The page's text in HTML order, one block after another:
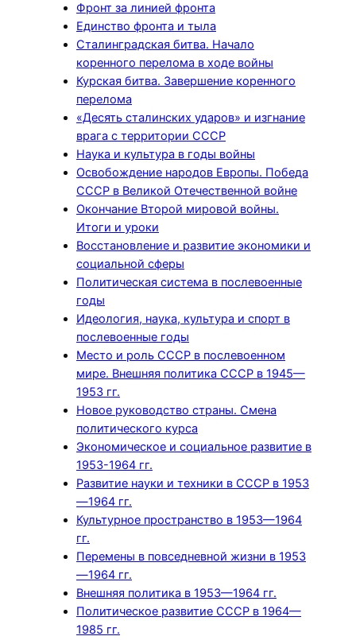
Фронт за линией фронта
Единство фронта и тыла
Сталинградская битва. Начало
коренного перелома в ходе войны
Курская битва. Завершение коренного
перелома
«Десять сталинских ударов» и изгнание
врага с территории СССР
Наука и культура в годы войны
Освобождение народов Европы. Победа
СССР в Великой Отечественной войне
Окончание Второй мировой войны.
Итоги и уроки
Восстановление и развитие экономики и
социальной сферы
Политическая система в послевоенные
годы
Идеология, наука, культура и спорт в
послевоенные годы
Место и роль СССР в послевоенном
мире. Внешняя политика СССР в 1945—
1953 гг.
Новое руководство страны. Смена
политического курса
Экономическое и социальное развитие в
1953-1964 гг.
Развитие науки и техники в СССР в 1953
—1964 гг.
Культурное пространство в 1953—1964
гг.
Перемены в повседневной жизни в 1953
—1964 гг.
Внешняя политика в 1953—1964 гг.
Политическое развитие СССР в 1964—
1985 гг.